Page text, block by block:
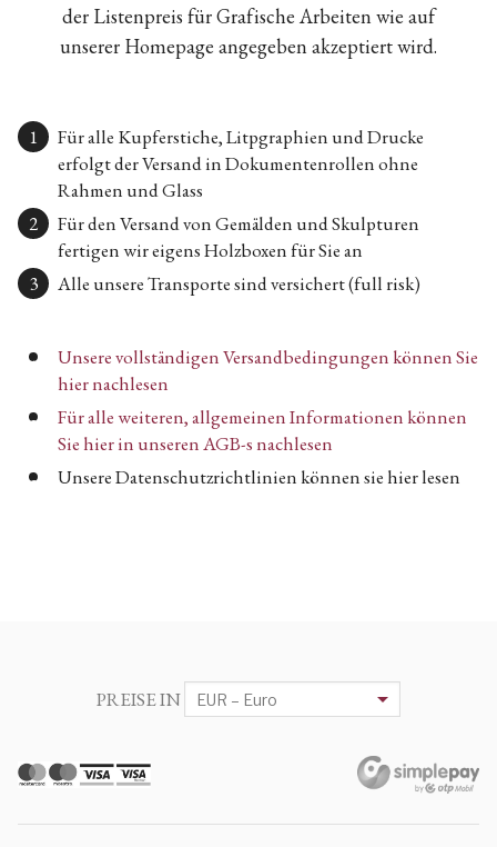
der Listenpreis für Grafische Arbeiten wie auf
unserer Homepage angegeben akzeptiert wird.
Für alle Kupferstiche, Litpgraphien und Drucke
erfolgt der Versand in Dokumentenrollen ohne
Rahmen und Glass
Für den Versand von Gemälden und Skulpturen
fertigen wir eigens Holzboxen für Sie an
Alle unsere Transporte sind versichert (full risk)
Unsere vollständigen Versandbedingungen können Sie
hier nachlesen
Für alle weiteren, allgemeinen Informationen können
Sie hier in unseren AGB-s nachlesen
Unsere Datenschutzrichtlinien können sie hier lesen
PREISE IN